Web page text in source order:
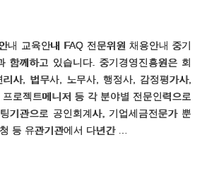
내 교육안내 FAQ 전문위원 채용안내 중기
함께하고 있습니다. 중기경영진흥원은 회
사, 법무사, 노무사, 행정사, 감정평가사,
로젝트메니저 등 각 분야별 전문인력으로
기관으로 공인회계사, 기업세금전문가 뿐
등 유관기관에서 다년간 …